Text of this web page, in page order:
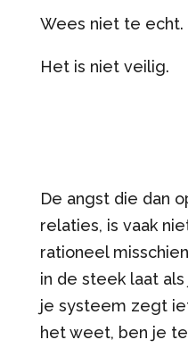
Wees niet te echt.
Het is niet veilig.
De angst die dan
relaties, is vaak
rationeel
in de steek laat
je systeem zegt
het weet, ben je